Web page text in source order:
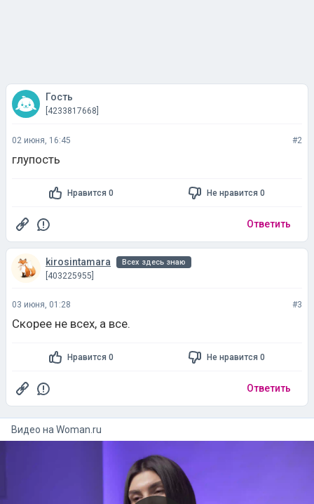
Гость
[4233817668]
02 июня, 16:45 #2
глупость
Нравится 0 Не нравится 0
Ответить
kirosintamara Всех здесь знаю
[403225955]
03 июня, 01:28 #3
Скорее не всех, а все.
Нравится 0 Не нравится 0
Ответить
Видео на woman.ru